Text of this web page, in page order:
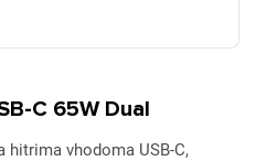
C 65W Dual
hitrima vhodoma USB-C,